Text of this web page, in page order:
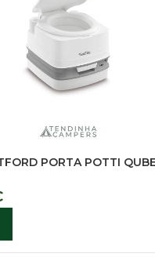
PORTA POTTI